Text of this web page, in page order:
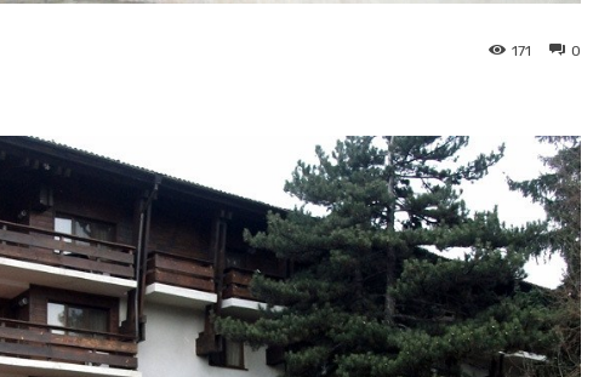
0
171